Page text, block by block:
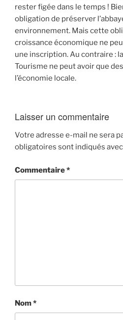
rester figée dans le temps !
obligation de préserver
environnement. Mais cette
croissance économique ne
une inscription. Au contraire :
Tourisme ne peut avoir que
l’économie locale.
Laisser un commentaire
Votre adresse e-mail ne sera
obligatoires sont indiqués avec
Commentaire*
Nom*